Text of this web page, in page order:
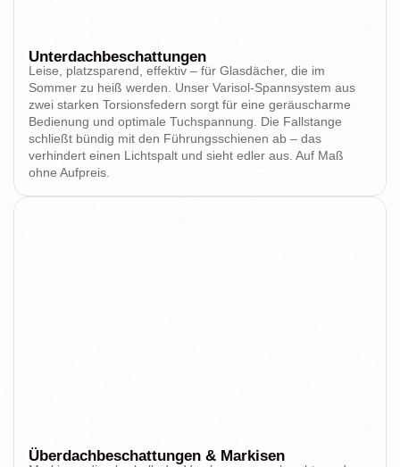
Unterdachbeschattungen
Leise, platzsparend, effektiv – für Glasdächer, die im
Sommer zu heiß werden. Unser Varisol-Spannsystem aus
zwei starken Torsionsfedern sorgt für eine geräuscharme
Bedienung und optimale Tuchspannung. Die Fallstange
schließt bündig mit den Führungsschienen ab – das
verhindert einen Lichtspalt und sieht edler aus. Auf Maß
ohne Aufpreis.
Überdachbeschattungen & Markisen